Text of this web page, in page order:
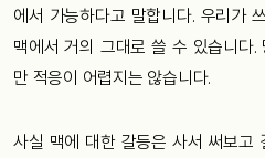
에서 가능하다고 말합니다. 우리가
맥에서 거의 그대로 쓸 수 있습니다.
만 적응이 어렵지는 않습니다.
사실 맥에 대한 갈등은 사서 써보고